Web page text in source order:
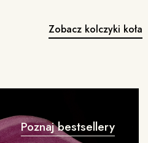
Zobacz kolczyki koła
Poznaj bestsellery